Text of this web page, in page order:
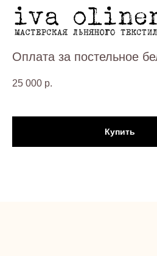
Оплата за постельное
25 000 р.
Купить